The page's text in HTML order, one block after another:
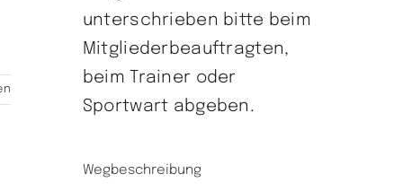
unterschrieben bitte beim
Mitgliederbeauftragten,
beim Trainer oder
Sportwart abgeben.
Wegbeschreibung